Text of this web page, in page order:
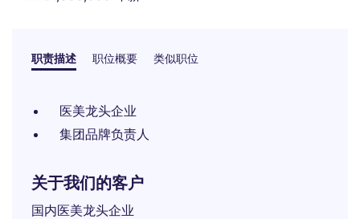
职责描述 职位概要 类似职位
医美龙头企业
集团品牌负责人
关于我们的客户
国内医美龙头企业